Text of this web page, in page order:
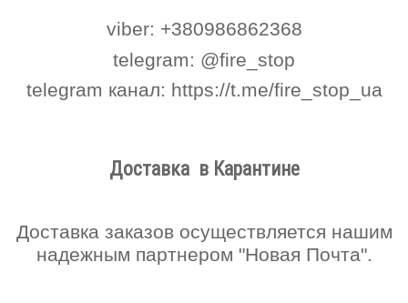
viber: +380986862368
telegram: @fire_stop
telegram канал: https://t.me/fire_stop_ua
Доставка в Карантине
Доставка заказов осуществляется нашим
надежным партнером "Новая Почта".